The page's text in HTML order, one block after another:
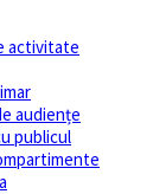
activitate
audiențe
publicul